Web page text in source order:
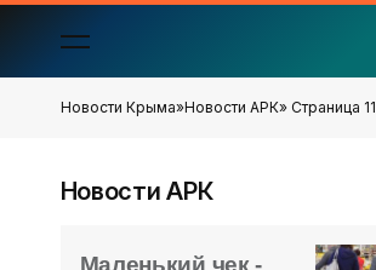
Новости Крыма»Новости АРК» Страница 11
Новости АРК
Маленький чек -